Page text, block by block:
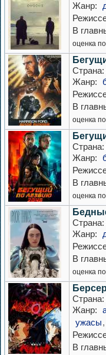
Жанр:
В
оценка
Страна:
Жанр:
В
оценка
Страна:
Жанр:
В
оценка
Страна:
Жанр:
В
оценка
Страна:
Жанр:
ужасы,
В